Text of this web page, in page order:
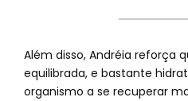
Além disso, Andréia reforça
equilibrada, e bastante
organismo a se recuperar